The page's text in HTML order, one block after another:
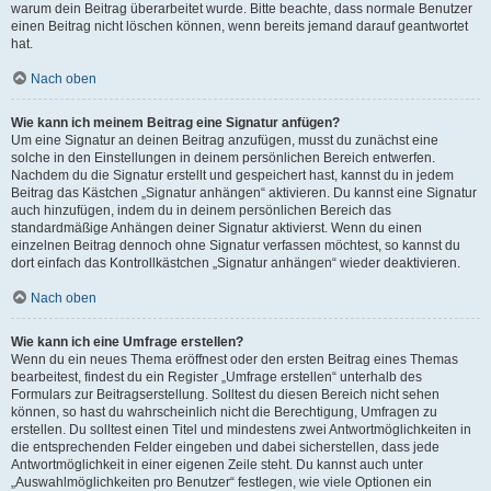
warum dein Beitrag überarbeitet wurde. Bitte beachte, dass normale Benutzer
einen Beitrag nicht löschen können, wenn bereits jemand darauf geantwortet
hat.
Nach oben
Wie kann ich meinem Beitrag eine Signatur anfügen?
Um eine Signatur an deinen Beitrag anzufügen, musst du zunächst eine
solche in den Einstellungen in deinem persönlichen Bereich entwerfen.
Nachdem du die Signatur erstellt und gespeichert hast, kannst du in jedem
Beitrag das Kästchen „Signatur anhängen“ aktivieren. Du kannst eine Signatur
auch hinzufügen, indem du in deinem persönlichen Bereich das
standardmäßige Anhängen deiner Signatur aktivierst. Wenn du einen
einzelnen Beitrag dennoch ohne Signatur verfassen möchtest, so kannst du
dort einfach das Kontrollkästchen „Signatur anhängen“ wieder deaktivieren.
Nach oben
Wie kann ich eine Umfrage erstellen?
Wenn du ein neues Thema eröffnest oder den ersten Beitrag eines Themas
bearbeitest, findest du ein Register „Umfrage erstellen“ unterhalb des
Formulars zur Beitragserstellung. Solltest du diesen Bereich nicht sehen
können, so hast du wahrscheinlich nicht die Berechtigung, Umfragen zu
erstellen. Du solltest einen Titel und mindestens zwei Antwortmöglichkeiten in
die entsprechenden Felder eingeben und dabei sicherstellen, dass jede
Antwortmöglichkeit in einer eigenen Zeile steht. Du kannst auch unter
„Auswahlmöglichkeiten pro Benutzer“ festlegen, wie viele Optionen ein